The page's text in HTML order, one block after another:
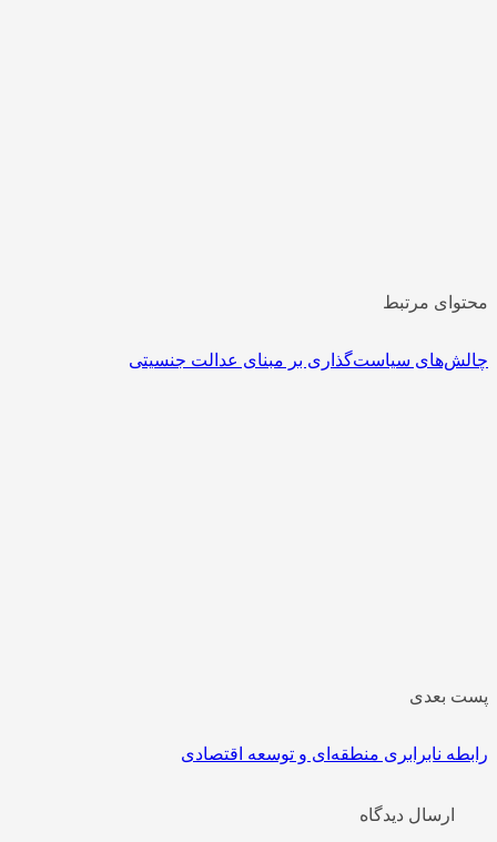
محتوای مرتبط
چالش‌های سیاست‌گذاری بر مبنای عدالت جنسیتی
پست بعدی
رابطه نابرابری منطقه‌ای و توسعه اقتصادی
ارسال دیدگاه